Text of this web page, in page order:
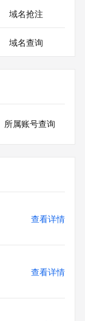
域名抢注
域名查询
所属账号查询
查看详情
查看详情